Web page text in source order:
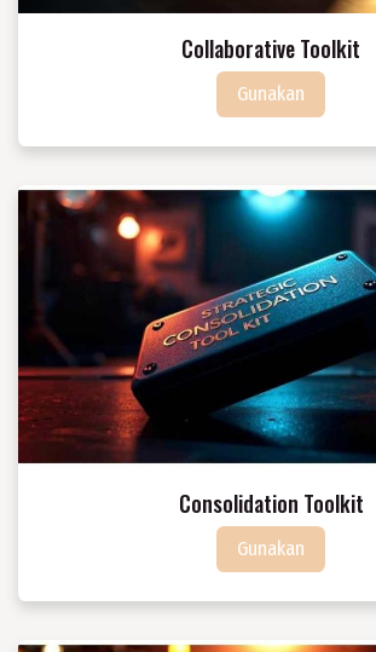
Collaborative Toolkit
Guna​​​​kan
Consolidation Toolkit
Guna​​​​kan